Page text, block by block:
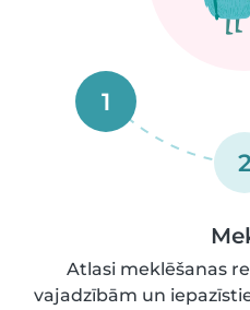
1
2
Atlasi meklēšanas
vajadzībām un